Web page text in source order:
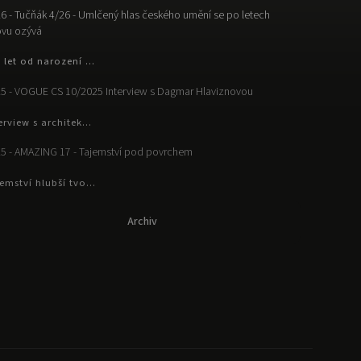
- Tučňák 4/26 - Umlčený hlas českého umění se po letech
ozývá
let od narození ...
- VOGUE CS 10/2025 Interview s Dagmar Hlaviznovou
s architek...
- AMAZING 17 - Tajemství pod povrchem
hlubší tvo...
Archiv